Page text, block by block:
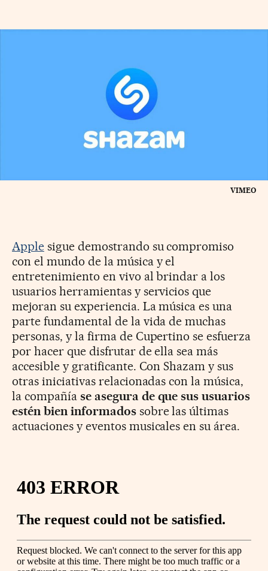
VIMEO
Applesigue demostrando su compromiso
con el mundo de la música y el
entretenimiento en vivo al brindar a los
usuarios herramientas y servicios que
mejoran su experiencia. La música es una
parte fundamental de la vida de muchas
personas, y la firma de Cupertino se esfuerza
por hacer que disfrutar de ella sea más
accesible y gratificante. Con Shazam y sus
otras iniciativas relacionadas con la música,
la compañía se asegura de que sus usuarios
estén bien informadossobre las últimas
actuaciones y eventos musicales en su área.